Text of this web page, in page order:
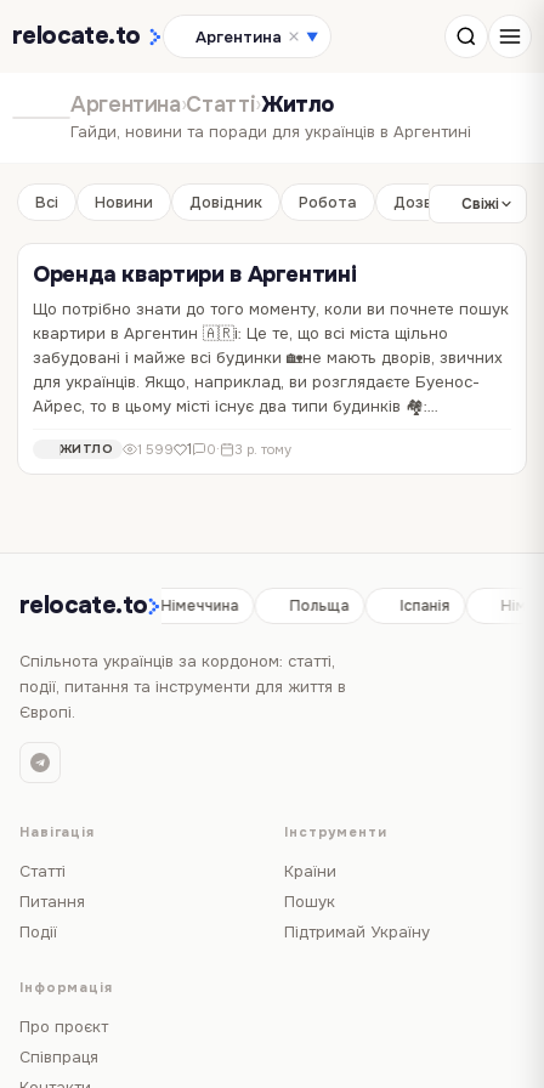
relocate.to Аргентина ▼
Аргентина›Статті›Житло
Гайди, новини та поради для українців в Аргентині
Всі Новини Довідник Робота ДозвілляСвіжі
Оренда квартири в Аргентині
Що потрібно знати до того моменту, коли ви почнете пошук
квартири в Аргентин 🇦🇷і: Це те, що всі міста щільно
забудовані і майже всі будинки 🏡не мають дворів, звичних
для українців. Якщо, наприклад, ви розглядаєте Буенос-
Айрес, то в цьому місті існує два типи будинків 🏘️:…
ЖИТЛО 1 599 1 0· 3 р. тому
relocate.to
Іспанія Німеччина Польща Іспанія
Спільнота українців за кордоном: статті,
події, питання та інструменти для життя в
Європі.
Навігація
Статті
Питання
Події
Інструменти
Країни
Пошук
Підтримай Україну
Інформація
Про проєкт
Співпраця